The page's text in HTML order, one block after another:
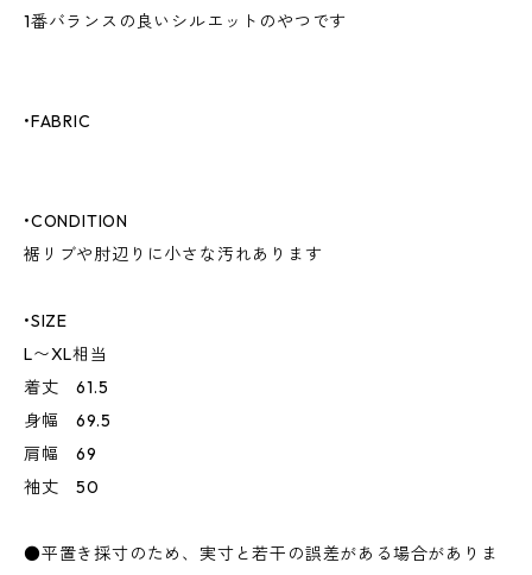
1番バランスの良いシルエットのやつです
•FABRIC
•CONDITION
裾リブや肘辺りに小さな汚れあります
•SIZE
L〜XL相当
着丈 61.5
身幅 69.5
肩幅 69
袖丈 50
●平置き採寸のため、実寸と若干の誤差がある場合がありま